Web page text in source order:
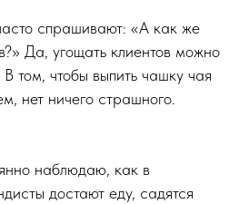
спрашивают: «А как же
Да, угощать клиентов можно
том, чтобы выпить чашку чая
нет ничего страшного.
наблюдаю, как в
достают еду, садятся